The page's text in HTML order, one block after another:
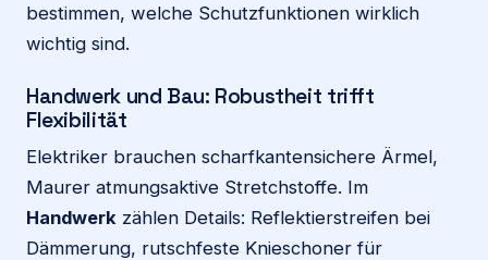
bestimmen, welche Schutzfunktionen wirklich
wichtig sind.
Handwerk und Bau: Robustheit trifft
Flexibilität
Elektriker brauchen scharfkantensichere Ärmel,
Maurer atmungsaktive Stretchstoffe. Im
Handwerk zählen Details: Reflektierstreifen bei
Dämmerung, rutschfeste Knieschoner für